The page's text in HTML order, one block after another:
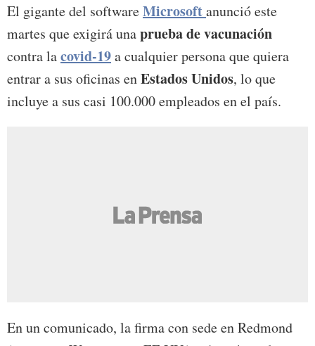
El gigante del softwareMicrosoftanunció este
martes que exigirá unaprueba de vacunación
contra lacovid-19a cualquier persona que quiera
entrar a sus oficinas enEstados Unidos, lo que
incluye a sus casi 100.000 empleados en el país.
En un comunicado, la firma con sede en Redmond